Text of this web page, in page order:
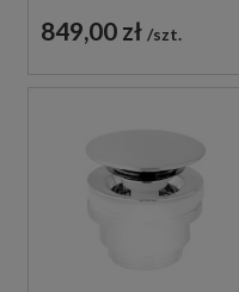
849,00 zł szt.